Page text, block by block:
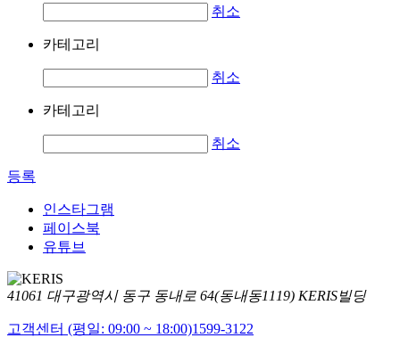
취소
카테고리
취소
카테고리
취소
등록
인스타그램
페이스북
유튜브
41061 대구광역시 동구 동내로 64(동내동1119) KERIS빌딩
고객센터 (평일: 09:00 ~ 18:00)1599-3122